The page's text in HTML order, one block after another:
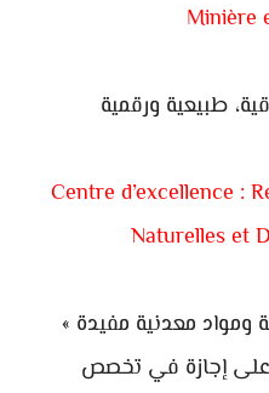
Minière
طبيعية ورقمية
Centre d’excellence :
Naturelles et
ومواد معدنية مفيدة »
على إجازة في تخصص